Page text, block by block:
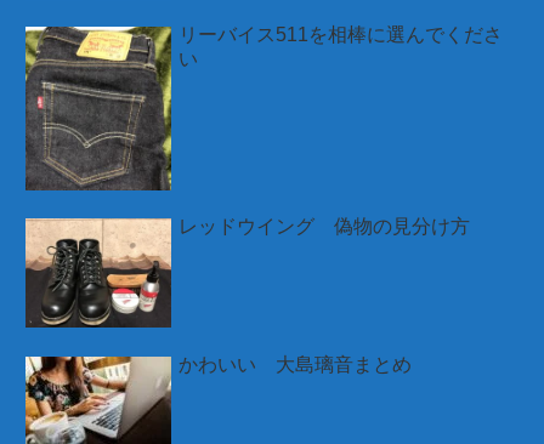
リーバイス511を相棒に選んでくださ
い
レッドウイング 偽物の見分け方
かわいい 大島璃音まとめ